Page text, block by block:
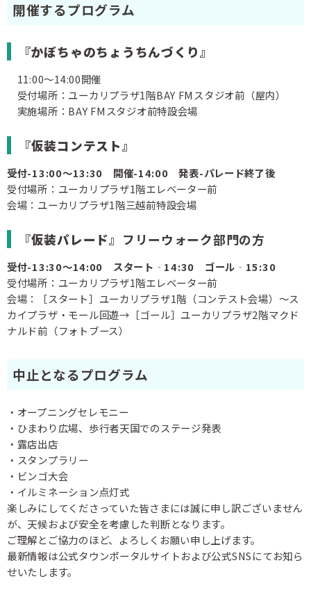
開催するプログラム
『かぼちゃのちょうちんづくり』
11:00～14:00開催
受付場所：ユーカリプラザ1階BAY FMスタジオ前（屋内）
実施場所：BAY FMスタジオ前特設会場
『仮装コンテスト』
受付-13:00～13:30 開催-14:00 発表-パレード終了後
受付場所：ユーカリプラザ1階エレベーター前
会場：ユーカリプラザ1階三越前特設会場
『仮装パレード』フリーウォーク部門の方
受付-13:30～14:00 スタート‐14:30 ゴール‐15:30
受付場所：ユーカリプラザ1階エレベーター前
会場：［スタート］ユーカリプラザ1階（コンテスト会場）～ス
カイプラザ・モール回遊→［ゴール］ユーカリプラザ2階マクド
ナルド前（フォトブース）
中止となるプログラム
・オープニングセレモニー
・ひまわり広場、歩行者天国でのステージ発表
・露店出店
・スタンプラリー
・ビンゴ大会
・イルミネーション点灯式
楽しみにしてくださっていた皆さまには誠に申し訳ございません
が、天候および安全を考慮した判断となります。
ご理解とご協力のほど、よろしくお願い申し上げます。
最新情報は公式タウンポータルサイトおよび公式SNSにてお知ら
せいたします。